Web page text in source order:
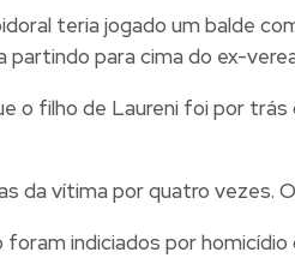
teria jogado um balde
partindo para cima do ex-
o filho de Laureni foi por
da vítima por quatro
indiciados por